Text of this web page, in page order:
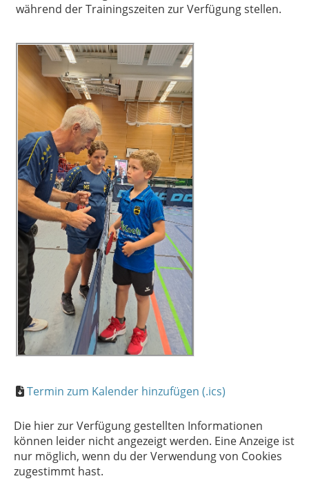
während der Trainingszeiten zur Verfügung stellen.
Termin zum Kalender hinzufügen (.ics)
Die hier zur Verfügung gestellten Informationen
können leider nicht angezeigt werden. Eine Anzeige ist
nur möglich, wenn du der Verwendung von Cookies
zugestimmt hast.